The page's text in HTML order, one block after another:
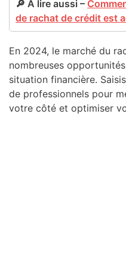
🔎 À lire aussi –
de rachat de crédit est
En 2024, le marché du
nombreuses
situation financière.
de professionnels pour
votre côté et optimiser